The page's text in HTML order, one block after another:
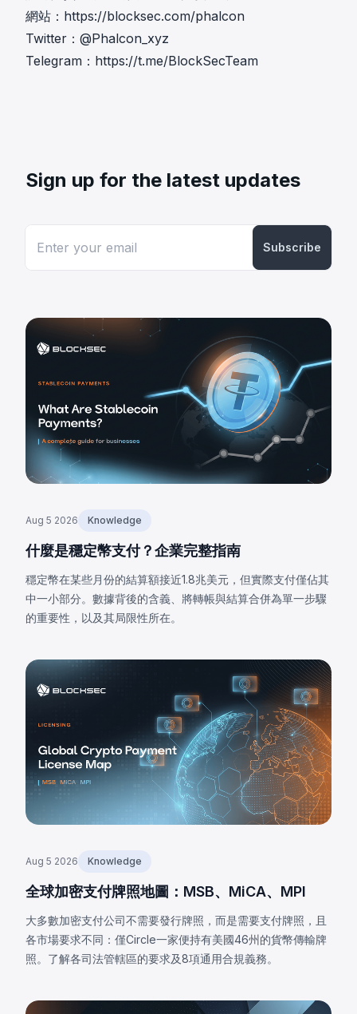
網站： https://blocksec.com/phalcon
Twitter： @Phalcon_xyz
Telegram： https://t.me/BlockSecTeam
Sign up for the latest updates
Subscribe
Aug 5 2026 Knowledge
什麼是穩定幣支付？企業完整指南
穩定幣在某些月份的結算額接近1.8兆美元，但實際支付僅佔其
中一小部分。數據背後的含義、將轉帳與結算合併為單一步驟
的重要性，以及其局限性所在。
Aug 5 2026 Knowledge
全球加密支付牌照地圖：MSB、MiCA、MPI
大多數加密支付公司不需要發行牌照，而是需要支付牌照，且
各市場要求不同：僅Circle一家便持有美國46州的貨幣傳輸牌
照。了解各司法管轄區的要求及8項通用合規義務。